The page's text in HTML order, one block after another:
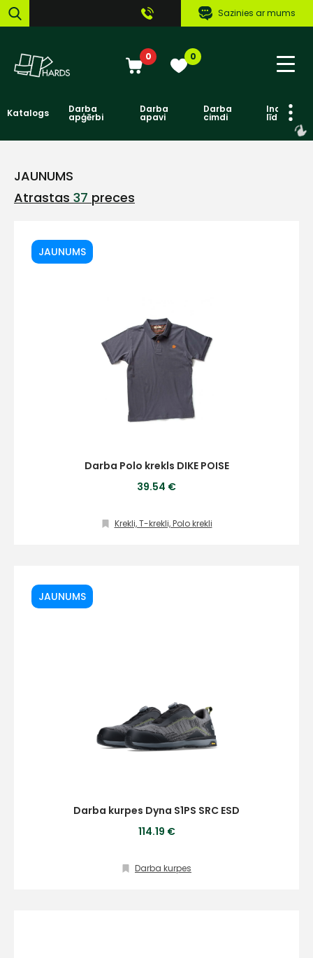
Sazinies ar mums
0 0
Katalogs Darba
apģērbi
Darba
apavi
Darba
cimdi līdzekļi
JAUNUMS
Atrastas 37 preces
JAUNUMS
Darba Polo krekls DIKE POISE
39.54 €
Krekli, T-krekli, Polo krekli
JAUNUMS
Darba kurpes Dyna S1PS SRC ESD
114.19 €
Darba kurpes